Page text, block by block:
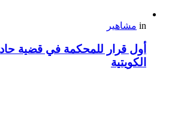
in مشاهير
أول قرار للمحكمة في قضية
الكويتية